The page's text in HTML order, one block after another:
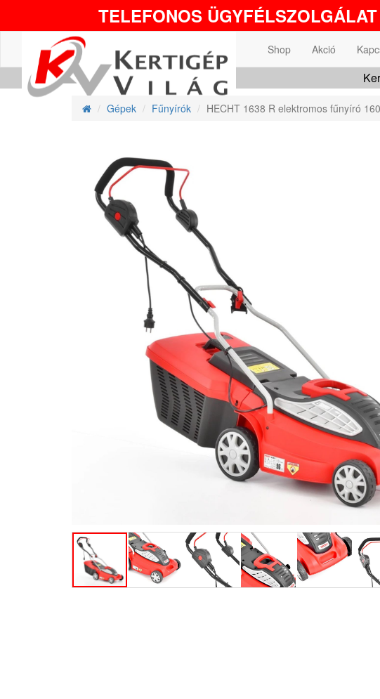
TELEFONOS
Shop Akció
Gépek Fűnyírók HECHT 1638 R elektromos fűnyíró